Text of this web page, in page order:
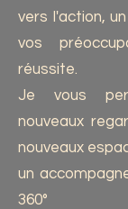
vers l'action,
vos
réussite.
Je vous
nouveaux
nouveaux
un
360°